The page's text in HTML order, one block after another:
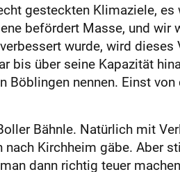
gesteckten Klimaziele,
befördert Masse, und wir
wurde, wird
bis über seine Kapazität
Böblingen nennen. Einst
Bähnle. Natürlich mit
Kirchheim gäbe. Aber
dann richtig teuer